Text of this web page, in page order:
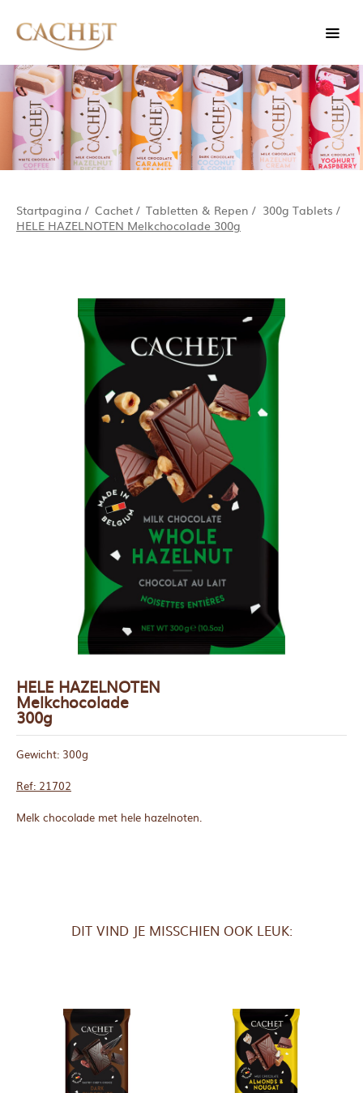
Startpagina / Cachet / Tabletten & Repen / 300g Tablets /
HELE HAZELNOTEN Melkchocolade 300g
HELE HAZELNOTEN
Melkchocolade
300g
Gewicht: 300g
Ref: 21702
Melk chocolade met hele hazelnoten.
DIT VIND JE MISSCHIEN OOK LEUK: